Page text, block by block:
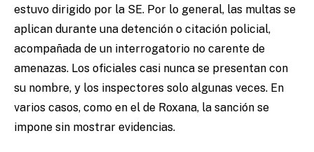
estuvo dirigido por la SE. Por lo general, las multas se
aplican durante una detención o citación policial,
acompañada de un interrogatorio no carente de
amenazas. Los oficiales casi nunca se presentan con
su nombre, y los inspectores solo algunas veces. En
varios casos, como en el de Roxana, la sanción se
impone sin mostrar evidencias.